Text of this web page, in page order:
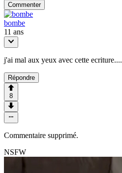
Commenter
bombe
11 ans
j'ai mal aux yeux avec cette ecriture....
Répondre
8
Commentaire supprimé.
NSFW